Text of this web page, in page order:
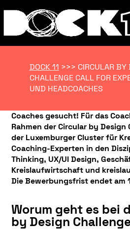
DOCK 11 >>> CIRCULAR BY
CHALLENGE CALL FOR
UND HEADCOACHES
Coaches gesucht! Für das
Rahmen der Circular by
der Luxemburger Cluster für
Coaching-Experten in den
Thinking, UX/UI Design,
Kreislaufwirtschaft und
Die Bewerbungsfrist endet am
Worum geht es bei
by Design